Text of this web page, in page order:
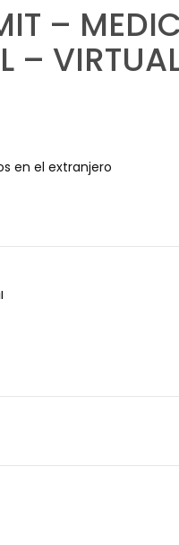
–
–
en el extranjero